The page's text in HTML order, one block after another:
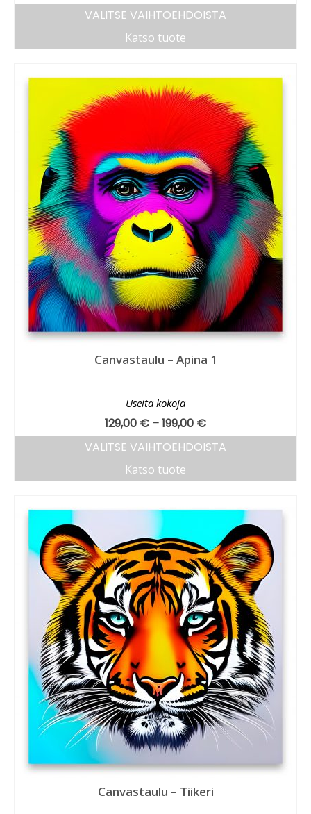
VALITSE VAIHTOEHDOISTA
Katso tuote
Canvastaulu – Apina 1
Useita kokoja
129,00 € –199,00 €
VALITSE VAIHTOEHDOISTA
Katso tuote
Canvastaulu – Tiikeri